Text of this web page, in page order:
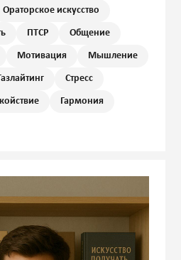
Ораторское искусство
ПТСР Общение
Мотивация Мышление
Стресс
Гармония